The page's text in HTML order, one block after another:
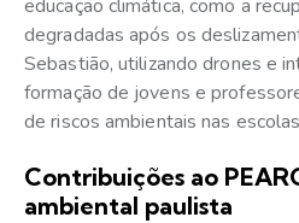
educação climática, como a
degradadas após os
Sebastião, utilizando drones e
formação de jovens e
de riscos ambientais nas
Contribuições ao
ambiental paulista